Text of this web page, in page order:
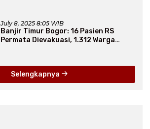
July 8, 2025 8:05 WIB
Banjir Timur Bogor: 16 Pasien RS
Permata Dievakuasi, 1.312 Warga
Selengkapnya